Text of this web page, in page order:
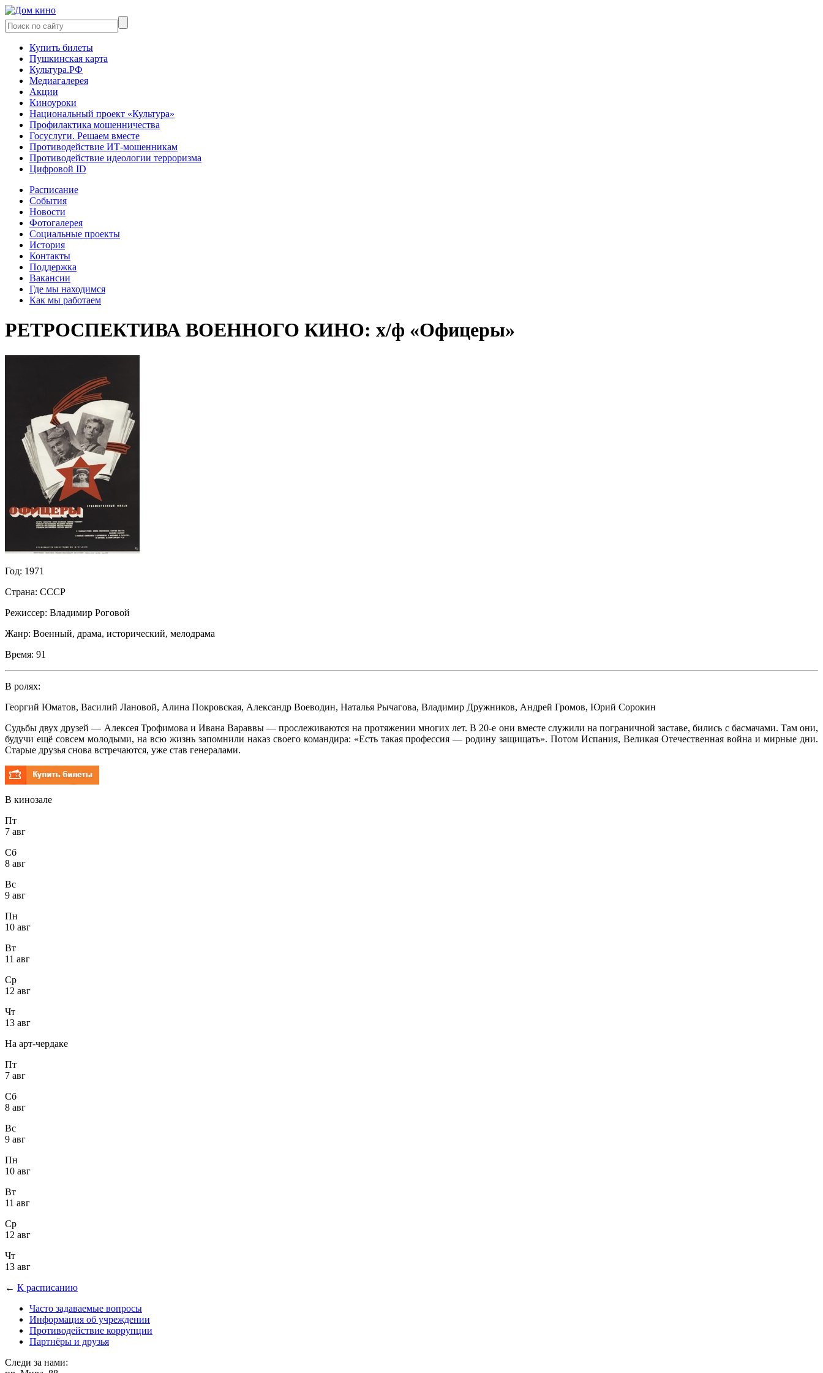
Купить билеты
Пушкинская карта
Культура.РФ
Медиагалерея
Акции
Киноуроки
Национальный проект «Культура»
Профилактика мошенничества
Госуслуги. Решаем вместе
Противодействие ИТ-мошенникам
Противодействие идеологии терроризма
Цифровой ID
Расписание
События
Новости
Фотогалерея
Социальные проекты
История
Контакты
Поддержка
Вакансии
Где мы находимся
Как мы работаем
РЕТРОСПЕКТИВА ВОЕННОГО КИНО: х/ф «Офицеры»
Год: 1971
Страна: СССР
Режиссер: Владимир Роговой
Жанр: Военный, драма, исторический, мелодрама
Время: 91
В ролях:
Георгий Юматов, Василий Лановой, Алина Покровская, Александр Воеводин, Наталья Рычагова, Владимир Дружников, Андрей Громов, Юрий Сорокин
Судьбы двух друзей — Алексея Трофимова и Ивана Вараввы — прослеживаются на протяжении многих лет. В 20-е они вместе служили на пограничной заставе, бились с басмачами. Там они,
будучи ещё совсем молодыми, на всю жизнь запомнили наказ своего командира: «Есть такая профессия — родину защищать». Потом Испания, Великая Отечественная война и мирные дни.
Старые друзья снова встречаются, уже став генералами.
В кинозале
Пт
7 авг
Сб
8 авг
Вс
9 авг
Пн
10 авг
Вт
11 авг
Ср
12 авг
Чт
13 авг
На арт-чердаке
Пт
7 авг
Сб
8 авг
Вс
9 авг
Пн
10 авг
Вт
11 авг
Ср
12 авг
Чт
13 авг
← К расписанию
Часто задаваемые вопросы
Информация об учреждении
Противодействие коррупции
Партнёры и друзья
Следи за нами: